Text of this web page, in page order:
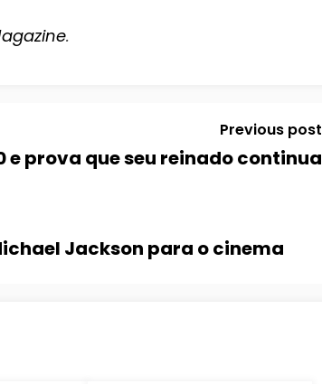
.
Previous post
e prova que seu reinado continua
Jackson para o cinema